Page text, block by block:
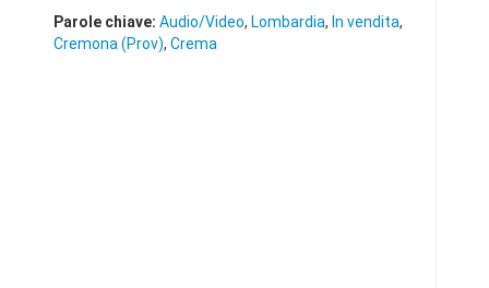
Parole chiave: Audio/Video, Lombardia, In vendita,
Cremona (Prov), Crema